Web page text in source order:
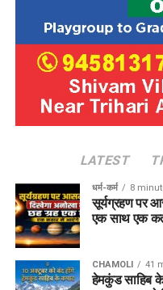
LATEST
धर्म-कर्म 8
सूर्यग्रहण पर
एक साथ एक
CHAMOLI 41
हेमकुंड साहिब के